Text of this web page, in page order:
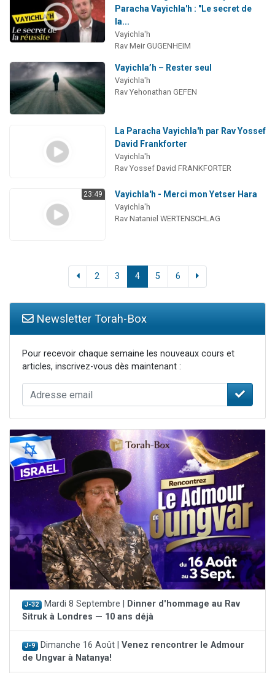
Paracha Vayichla'h : "Le secret de
la...
Vayichla'h
Rav Meir GUGENHEIM
Vayichla’h – Rester seul
Vayichla'h
Rav Yehonathan GEFEN
La Paracha Vayichla'h par Rav Yossef
David Frankforter
Vayichla'h
Rav Yossef David FRANKFORTER
23:49 Vayichla'h - Merci mon Yetser Hara
Vayichla'h
Rav Nataniel WERTENSCHLAG
2 3 4 5 6
Newsletter Torah-Box
Pour recevoir chaque semaine les nouveaux cours et
articles, inscrivez-vous dès maintenant :
J-32 Mardi 8 Septembre |
Dinner d'hommage au Rav
Sitruk à Londres — 10 ans déjà
J-9 Dimanche 16 Août | Venez rencontrer le Admour
de Ungvar à Natanya!